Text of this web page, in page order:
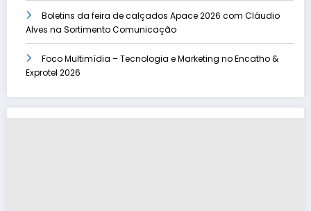
Boletins da feira de calçados Apace 2026 com Cláudio
Alves na Sortimento Comunicação
Foco Multimídia – Tecnologia e Marketing no Encatho &
Exprotel 2026